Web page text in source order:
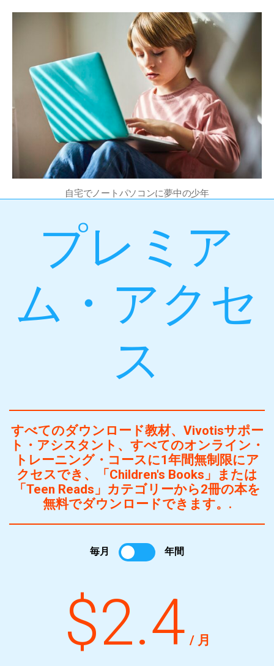
自宅でノートパソコンに夢中の少年
プレミア
ム・アクセ
ス
すべてのダウンロード教材、Vivotisサポー
ト・アシスタント、すべてのオンライン・
トレーニング・コースに1年間無制限にア
クセスでき、「Children's Books」または
「Teen Reads」カテゴリーから2冊の本を
無料でダウンロードできます。.
毎月 年間
$2.4 / 月